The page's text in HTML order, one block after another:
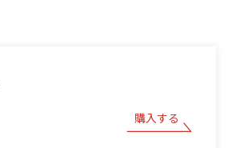
購入する